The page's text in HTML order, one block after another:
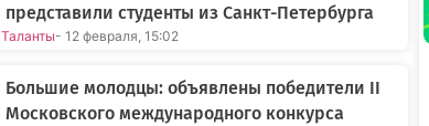
представили студенты из Санкт-Петербурга
Таланты- 12 февраля, 15:02
Большие молодцы: объявлены победители II
Московского международного конкурса